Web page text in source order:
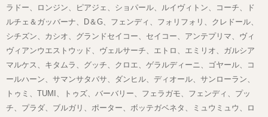
ラドー、ロンジン、ピアジェ、ショパール、ルイヴィトン、コーチ、ド
ルチェ＆ガッバーナ、D＆G、フェンディ、フォリフォリ、クレドール、
シチズン、カシオ、グランドセイコー、セイコー、アンテプリマ、ヴィ
ヴィアンウエストウッド、ヴェルサーチ、エトロ、エミリオ、ガルシア
マルケス、キタムラ、グッチ、クロエ、ゲラルディーニ、ゴヤール、コ
ールハーン、サマンサタバサ、ダンヒル、ディオール、サンローラン、
トゥミ、TUMI、トゥズ、バーバリー、フェラガモ、フェンディ、プッ
チ、プラダ、ブルガリ、ポーター、ボッテガベネタ、ミュウミュウ、ロ